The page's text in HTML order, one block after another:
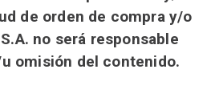
de orden de compra y/o
no será responsable
omisión del contenido.